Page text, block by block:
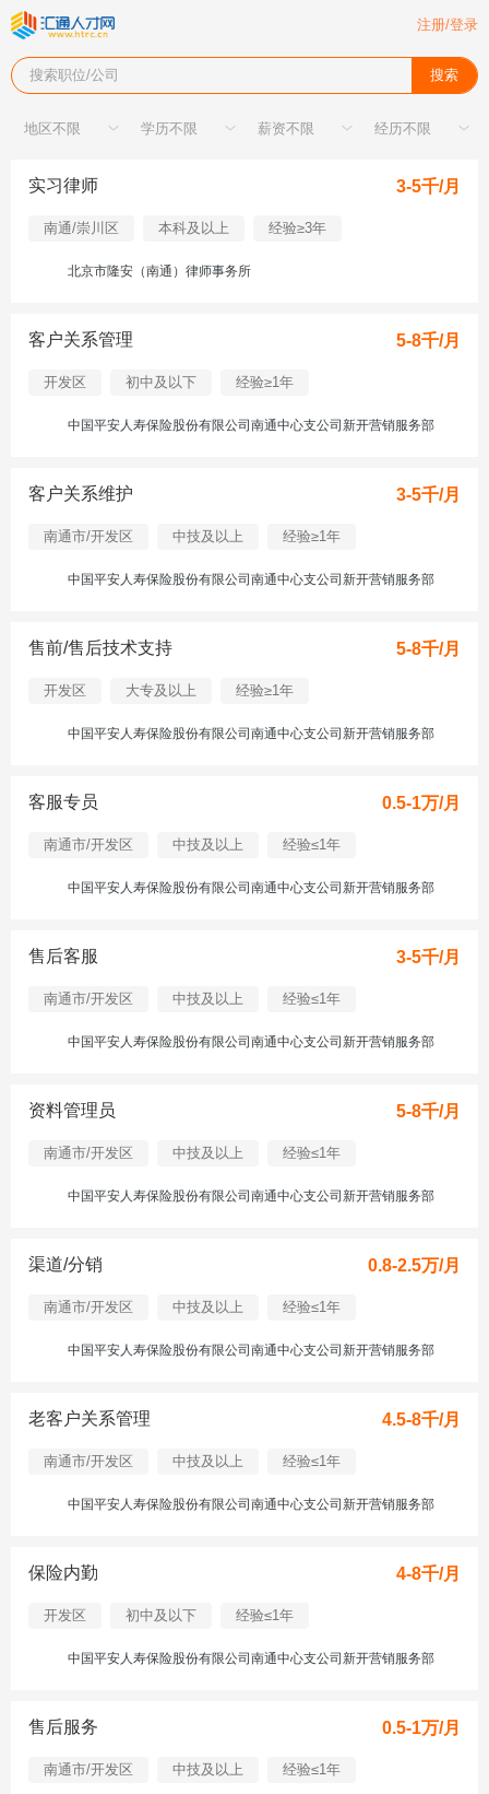
注册/登录
搜索职位/公司 搜索
实习律师 3-5千/月
南通/崇川区 本科及以上 经验≥3年
北京市隆安（南通）律师事务所
客户关系管理 5-8千/月
开发区 初中及以下 经验≥1年
中国平安人寿保险股份有限公司南通中心支公司新开营销服务部
客户关系维护 3-5千/月
南通市/开发区 中技及以上 经验≥1年
中国平安人寿保险股份有限公司南通中心支公司新开营销服务部
售前/售后技术支持 5-8千/月
开发区 大专及以上 经验≥1年
中国平安人寿保险股份有限公司南通中心支公司新开营销服务部
客服专员 0.5-1万/月
南通市/开发区 中技及以上 经验≤1年
中国平安人寿保险股份有限公司南通中心支公司新开营销服务部
售后客服 3-5千/月
南通市/开发区 中技及以上 经验≤1年
中国平安人寿保险股份有限公司南通中心支公司新开营销服务部
资料管理员 5-8千/月
南通市/开发区 中技及以上 经验≤1年
中国平安人寿保险股份有限公司南通中心支公司新开营销服务部
渠道/分销 0.8-2.5万/月
南通市/开发区 中技及以上 经验≤1年
中国平安人寿保险股份有限公司南通中心支公司新开营销服务部
老客户关系管理 4.5-8千/月
南通市/开发区 中技及以上 经验≤1年
中国平安人寿保险股份有限公司南通中心支公司新开营销服务部
保险内勤 4-8千/月
开发区 初中及以下 经验≤1年
中国平安人寿保险股份有限公司南通中心支公司新开营销服务部
售后服务 0.5-1万/月
南通市/开发区 中技及以上 经验≤1年